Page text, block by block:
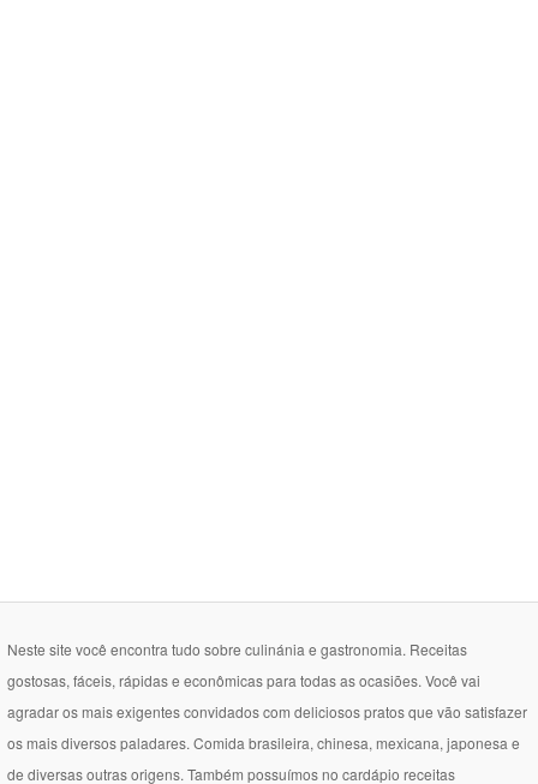
Neste site você encontra tudo sobre culinánia e gastronomia. Receitas
gostosas, fáceis, rápidas e econômicas para todas as ocasiões. Você vai
agradar os mais exigentes convidados com deliciosos pratos que vão satisfazer
os mais diversos paladares. Comida brasileira, chinesa, mexicana, japonesa e
de diversas outras origens. Também possuímos no cardápio receitas